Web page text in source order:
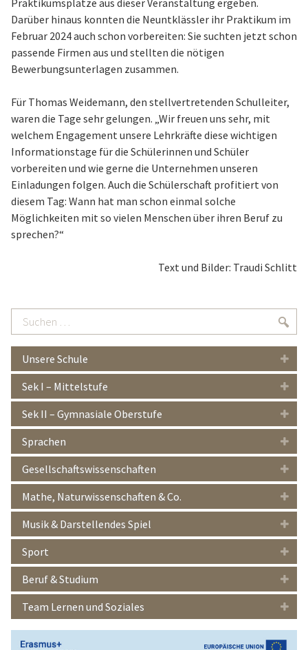
Darüber hinaus konnten die Neuntklässler ihr Praktikum im
Februar 2024 auch schon vorbereiten: Sie suchten jetzt schon
passende Firmen aus und stellten die nötigen
Bewerbungsunterlagen zusammen.
Für Thomas Weidemann, den stellvertretenden Schulleiter,
waren die Tage sehr gelungen. „Wir freuen uns sehr, mit
welchem Engagement unsere Lehrkräfte diese wichtigen
Informationstage für die Schülerinnen und Schüler
vorbereiten und wie gerne die Unternehmen unseren
Einladungen folgen. Auch die Schülerschaft profitiert von
diesem Tag: Wann hat man schon einmal solche
Möglichkeiten mit so vielen Menschen über ihren Beruf zu
sprechen?“
Text und Bilder: Traudi Schlitt
Suchen
…
Unsere Schule
Sek I – Mittelstufe
Sek II – Gymnasiale Oberstufe
Sprachen
Gesellschaftswissenschaften
Mathe, Naturwissenschaften & Co.
Musik & Darstellendes Spiel
Sport
Beruf & Studium
Team Lernen und Soziales